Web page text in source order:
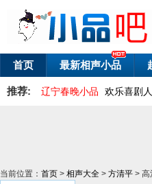
首页 最新相声小品
推荐: 辽宁春晚小品 欢乐喜剧人
当前位置： 首页 > 相声大全 > 方清平 > 高